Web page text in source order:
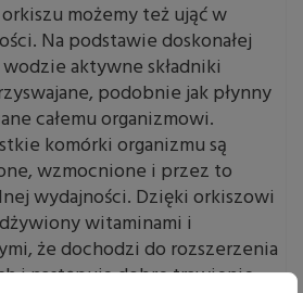
możemy też ująć w
Na podstawie doskonałej
aktywne składniki
podobnie jak płynny
całemu organizmowi.
komórki organizmu są
wzmocnione i przez to
wydajności. Dzięki orkiszowi
witaminami i
że dochodzi do rozszerzenia
i następuje dobre trawienie.